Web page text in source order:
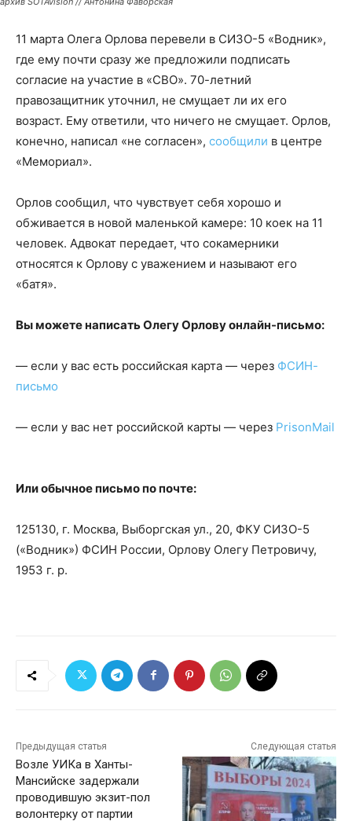
11 марта Олега Орлова перевели в СИЗО-5 «Водник»,
где ему почти сразу же предложили подписать
согласие на участие в «СВО». 70-летний
правозащитник уточнил, не смущает ли их его
возраст. Ему ответили, что ничего не смущает. Орлов,
конечно, написал «не согласен», сообщили в центре
«Мемориал».
Орлов сообщил, что чувствует себя хорошо и
обживается в новой маленькой камере: 10 коек на 11
человек. Адвокат передает, что сокамерники
относятся к Орлову с уважением и называют его
«батя».
Вы можете написать Олегу Орлову онлайн-письмо:
— если у вас есть российская карта — через ФСИН-
письмо
— если у вас нет российской карты — через PrisonMail
Или обычное письмо по почте:
125130, г. Москва, Выборгская ул., 20, ФКУ СИЗО-5
(«Водник») ФСИН России, Орлову Олегу Петровичу,
1953 г. р.
Предыдущая статья
Возле УИКа в Ханты-
Мансийске задержали
проводившую экзит-пол
волонтерку от партии
Следующая статья